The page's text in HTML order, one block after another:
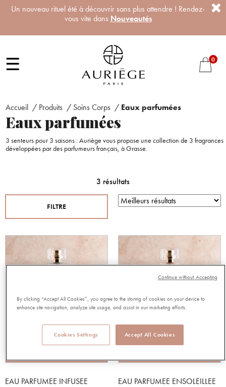
Un nouveau rituel été à découvrir sans plus attendre ! Rendez-
vous vite dans Nouveautés
☰ 0
Accueil / Produits / Soins Corps / Eaux parfumées
Eaux parfumées
3 senteurs pour 3 saisons : Auriège vous propose une collection de 3 fragrances
développées par des parfumeurs français, à Grasse.
3 résultats
FILTRE
EAU PARFUMEE INFUSEE
EAU PARFUMEE ENSOLEILLEE
By clicking “Accept All Cookies”, you agree to the storing of cookies on your device to
enhance site navigation, analyze site usage, and assist in our marketing efforts.
Accept All Cookies
Cookies Settings
Continue without Accepting